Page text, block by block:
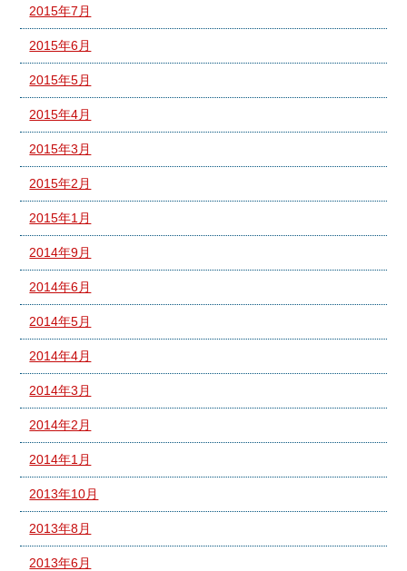
2015年7月
2015年6月
2015年5月
2015年4月
2015年3月
2015年2月
2015年1月
2014年9月
2014年6月
2014年5月
2014年4月
2014年3月
2014年2月
2014年1月
2013年10月
2013年8月
2013年6月